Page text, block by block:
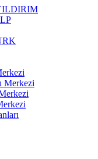
Merkezi